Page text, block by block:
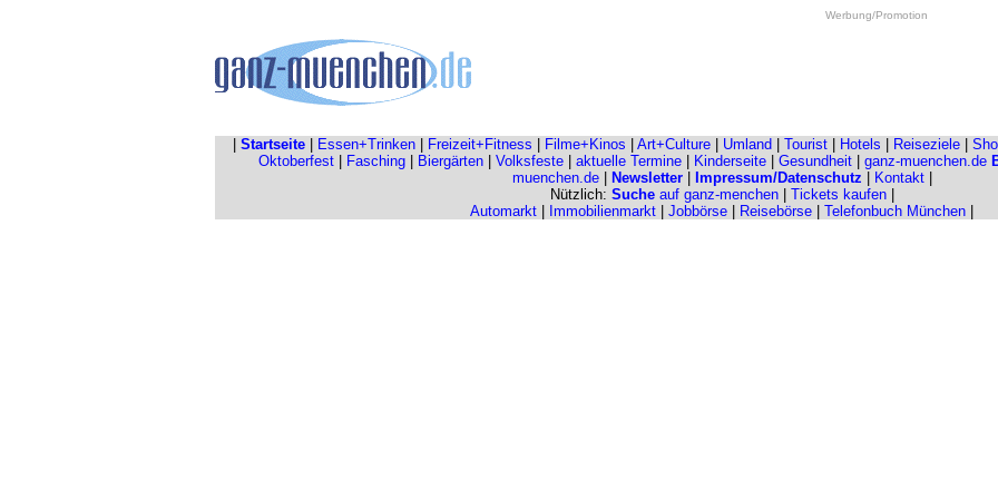
Werbung/Promotion
Startseite| Essen+Trinken| Freizeit+Fitness Filme+Kinos Art+Culture| Umland Tourist| Hotels Reiseziele|
Oktoberfest| Fasching| Biergärten| Volksfeste| aktuelle Termine| Kinderseite| Gesundheit| ganz-muenchen.de
muenchen.de| Newsletter| Impressum/Datenschutz Kontakt
Nützlich: Sucheauf ganz-menchen| Tickets kaufen
Automarkt
Immobilienmarkt Jobbörse Reisebörse Telefonbuch München